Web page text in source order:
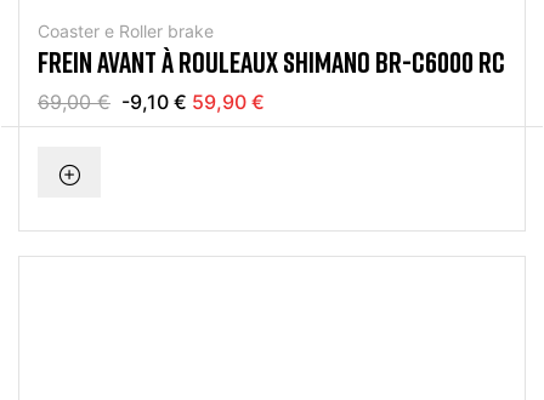
Coaster e Roller brake
FREIN AVANT À ROULEAUX SHIMANO BR-C6000 RC
69,00 € -9,10 € 59,90 €